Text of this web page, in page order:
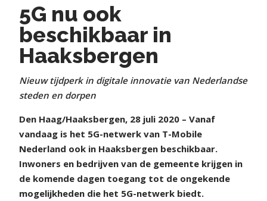
5G nu ook
beschikbaar in
Haaksbergen
Nieuw tijdperk in digitale innovatie van Nederlandse
steden en dorpen
Den Haag/Haaksbergen, 28 juli 2020 – Vanaf
vandaag is het 5G-netwerk van T-Mobile
Nederland ook in Haaksbergen beschikbaar.
Inwoners en bedrijven van de gemeente krijgen in
de komende dagen toegang tot de ongekende
mogelijkheden die het 5G-netwerk biedt.